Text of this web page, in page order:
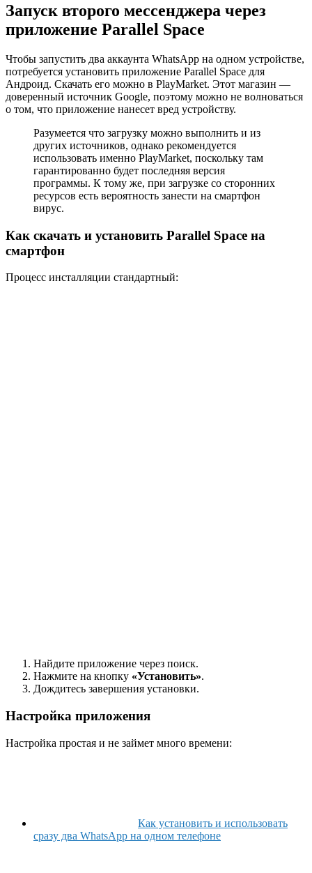
Запуск второго мессенджера через
приложение Parallel Space
Чтобы запустить два аккаунта WhatsApp на одном устройстве,
потребуется установить приложение Parallel Space для
Андроид. Скачать его можно в PlayMarket. Этот магазин —
доверенный источник Google, поэтому можно не волноваться
о том, что приложение нанесет вред устройству.
Разумеется что загрузку можно выполнить и из
других источников, однако рекомендуется
использовать именно PlayMarket, поскольку там
гарантированно будет последняя версия
программы. К тому же, при загрузке со сторонних
ресурсов есть вероятность занести на смартфон
вирус.
Как скачать и установить Parallel Space на
смартфон
Процесс инсталляции стандартный:
Найдите приложение через поиск.
Нажмите на кнопку «Установить».
Дождитесь завершения установки.
Настройка приложения
Настройка простая и не займет много времени:
Как установить и использовать
сразу два WhatsApp на одном телефоне